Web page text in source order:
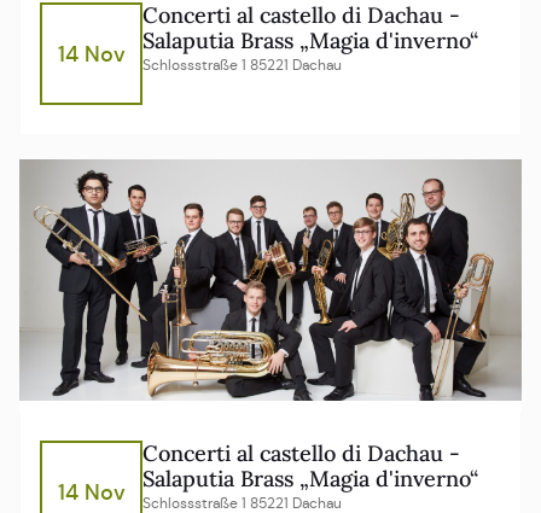
14 Nov
Concerti al castello di Dachau -
Salaputia Brass „Magia d'inverno“
Schlossstraße 1 85221 Dachau
14 Nov
Concerti al castello di Dachau -
Salaputia Brass „Magia d'inverno“
Schlossstraße 1 85221 Dachau